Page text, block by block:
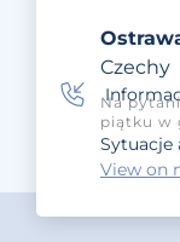
Czechy
Na
piątku w
Sytuacje
View on